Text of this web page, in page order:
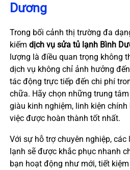
Dương
Trong bối cảnh thị trường đa
kiếm dịch vụ sửa tủ lạnh Bình
lượng là điều quan trọng không
dịch vụ không chỉ ảnh hưởng
tác động trực tiếp đến chi phí
chữa. Hãy chọn những trung
giàu kinh nghiệm, linh kiện
việc được hoàn thành tốt nhất.
Với sự hỗ trợ chuyên nghiệp,
lạnh sẽ được khắc phục nhanh
bạn hoạt động như mới, tiết